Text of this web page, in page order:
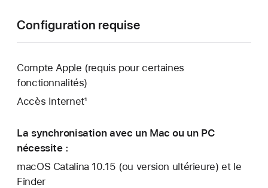
Configuration requise
Compte Apple (requis pour certaines
fonctionnalités)
Accès Internet¹
La synchronisation avec un Mac ou un PC
nécessite :
macOS Catalina 10.15 (ou version ultérieure) et le
Finder